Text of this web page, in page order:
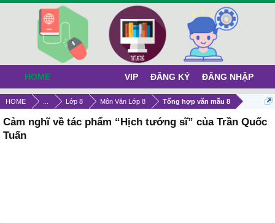
HOME Lớp 8 Môn Văn Lớp 8 Tổng hợp văn mẫu 8
Cảm nghĩ về tác phẩm “Hịch tướng sĩ” của Trần Quốc
Tuấn
HOME VIP ĐĂNG KÝ ĐĂNG NHẬP